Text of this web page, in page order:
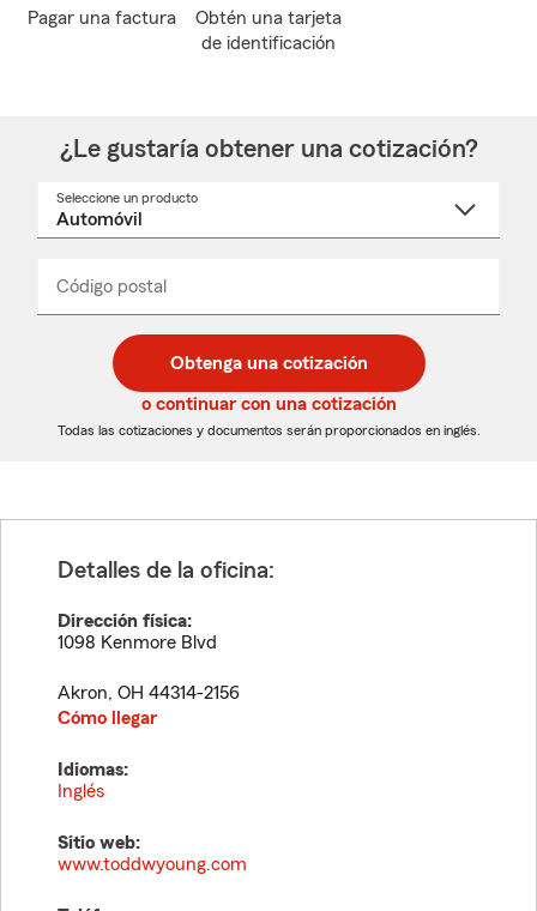
Pagar una factura
Obtén una tarjeta
de identificación
¿Le gustaría obtener una cotización?
Seleccione un producto
desplegable
Código postal
de
5
dígitos
de
5
dígitos
_____
Obtenga una cotización
o continuar con una cotización
Todas las cotizaciones y documentos serán proporcionados en inglés.
Detalles de la oficina:
Dirección física:
1098 Kenmore Blvd
Akron, OH 44314-2156
Cómo llegar
Idiomas:
Inglés
Sitio web:
www.toddwyoung.com